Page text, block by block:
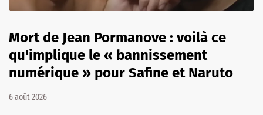
Mort de Jean Pormanove : voilà ce
qu'implique le « bannissement
numérique » pour Safine et Naruto
6 août 2026